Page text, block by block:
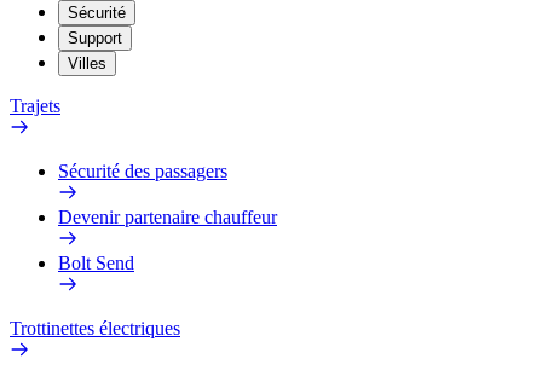
Sécurité
Support
Villes
Trajets
Sécurité des passagers
Devenir partenaire chauffeur
Bolt Send
Trottinettes électriques